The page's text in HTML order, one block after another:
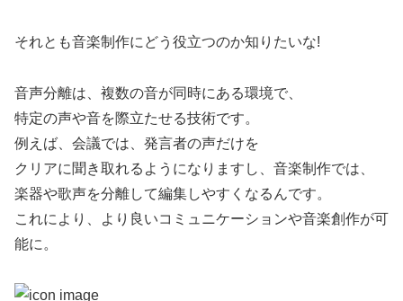
それとも音楽制作にどう役立つのか知りたいな!
音声分離は、複数の音が同時にある環境で、
特定の声や音を際立たせる技術です。
例えば、会議では、発言者の声だけを
クリアに聞き取れるようになりますし、音楽制作では、
楽器や歌声を分離して編集しやすくなるんです。
これにより、より良いコミュニケーションや音楽創作が可
能に。